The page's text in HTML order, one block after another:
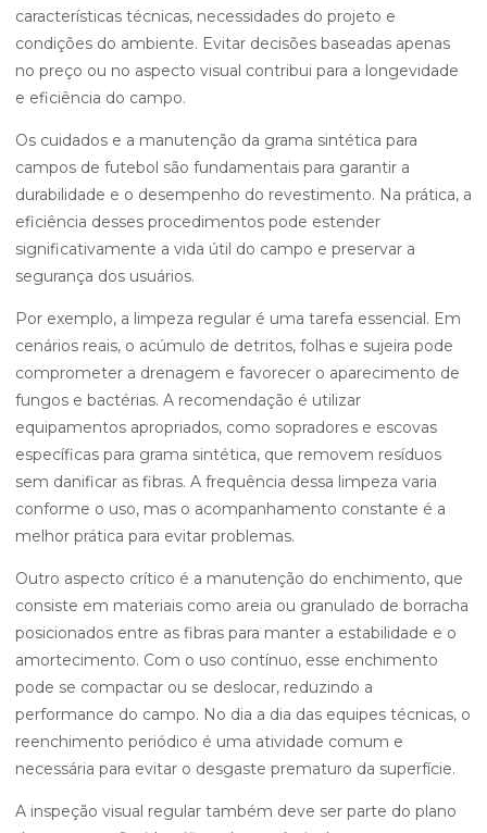
características técnicas, necessidades do projeto e
condições do ambiente. Evitar decisões baseadas apenas
no preço ou no aspecto visual contribui para a longevidade
e eficiência do campo.
Os cuidados e a manutenção da grama sintética para
campos de futebol são fundamentais para garantir a
durabilidade e o desempenho do revestimento. Na prática, a
eficiência desses procedimentos pode estender
significativamente a vida útil do campo e preservar a
segurança dos usuários.
Por exemplo, a limpeza regular é uma tarefa essencial. Em
cenários reais, o acúmulo de detritos, folhas e sujeira pode
comprometer a drenagem e favorecer o aparecimento de
fungos e bactérias. A recomendação é utilizar
equipamentos apropriados, como sopradores e escovas
específicas para grama sintética, que removem resíduos
sem danificar as fibras. A frequência dessa limpeza varia
conforme o uso, mas o acompanhamento constante é a
melhor prática para evitar problemas.
Outro aspecto crítico é a manutenção do enchimento, que
consiste em materiais como areia ou granulado de borracha
posicionados entre as fibras para manter a estabilidade e o
amortecimento. Com o uso contínuo, esse enchimento
pode se compactar ou se deslocar, reduzindo a
performance do campo. No dia a dia das equipes técnicas, o
reenchimento periódico é uma atividade comum e
necessária para evitar o desgaste prematuro da superfície.
A inspeção visual regular também deve ser parte do plano